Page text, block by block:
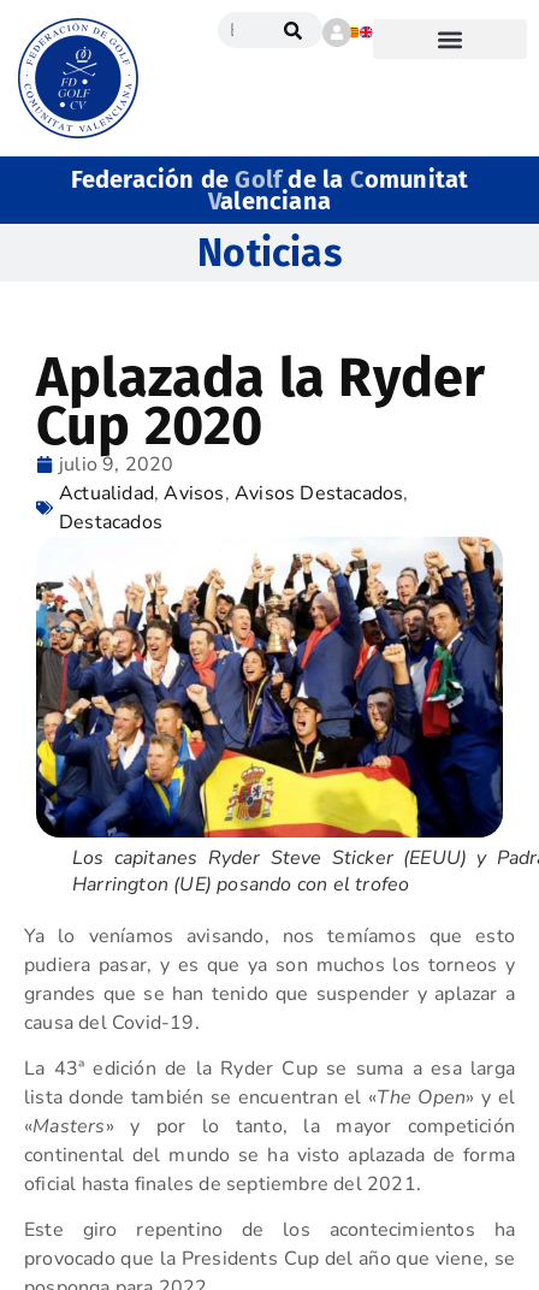
Federación deGolfde la Comunitat
Valenciana
Noticias
Aplazada la Ryder
Cup 2020
julio 9, 2020
Actualidad,Avisos,Avisos Destacados,
Destacados
Los capitanes Ryder Steve Sticker (EEUU) y
Harrington (UE) posando con el trofeo
Ya lo veníamos avisando, nos temíamos que esto
pudiera pasar, y es que ya son muchos los torneos y
grandes que se han tenido que suspender y aplazar a
causa del Covid-19.
La 43ª edición de la Ryder Cup se suma a esa larga
lista donde también se encuentran el «The Open» y el
«Masters» y por lo tanto, la mayor competición
continental del mundo se ha visto aplazada de forma
oficial hasta finales de septiembre del 2021.
Este giro repentino de los acontecimientos ha
provocado que la Presidents Cup del año que viene, se